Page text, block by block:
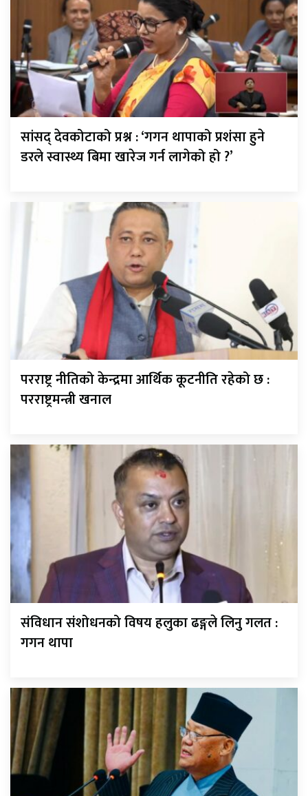
सांसद् देवकोटाको प्रश्न : ‘गगन थापाको प्रशंसा हुने
डरले स्वास्थ्य बिमा खारेज गर्न लागेको हो ?’
परराष्ट्र नीतिको केन्द्रमा आर्थिक कूटनीति रहेको छ :
परराष्ट्रमन्त्री खनाल
संविधान संशोधनको विषय हलुका ढङ्गले लिनु गलत :
गगन थापा